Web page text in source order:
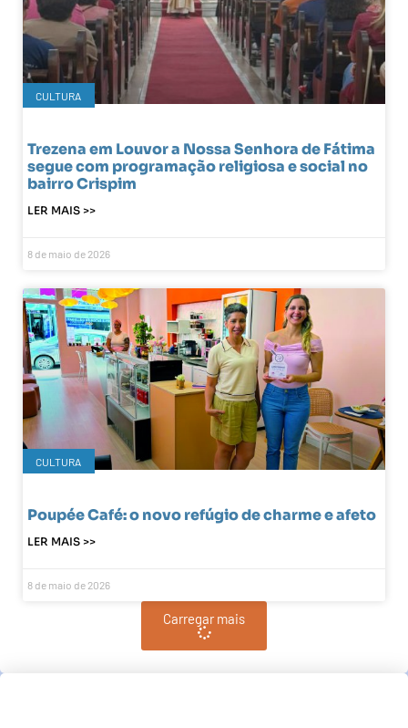
CULTURA
Trezena em Louvor a Nossa Senhora de Fátima
segue com programação religiosa e social no
bairro Crispim
LER MAIS >>
8 de maio de 2026
CULTURA
Poupée Café: o novo refúgio de charme e afeto
LER MAIS >>
8 de maio de 2026
Carregar mais